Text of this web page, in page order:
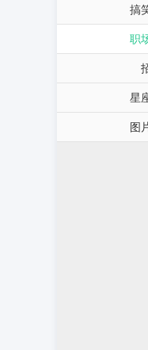
搞
职
星
图